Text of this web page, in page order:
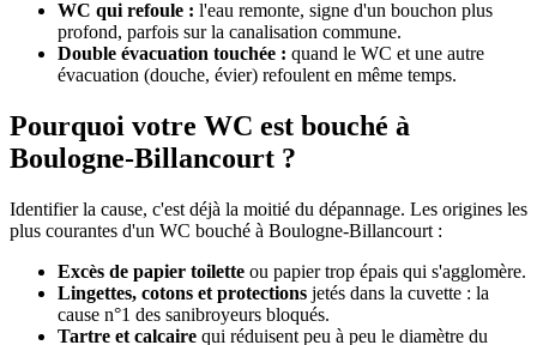
WC qui refoule : l'eau remonte, signe d'un bouchon plus
profond, parfois sur la canalisation commune.
Double évacuation touchée : quand le WC et une autre
évacuation (douche, évier) refoulent en même temps.
Pourquoi votre WC est bouché à
Boulogne-Billancourt ?
Identifier la cause, c'est déjà la moitié du dépannage. Les origines les
plus courantes d'un WC bouché à Boulogne-Billancourt :
Excès de papier toilette ou papier trop épais qui s'agglomère.
Lingettes, cotons et protections jetés dans la cuvette : la
cause n°1 des sanibroyeurs bloqués.
Tartre et calcaire qui réduisent peu à peu le diamètre du